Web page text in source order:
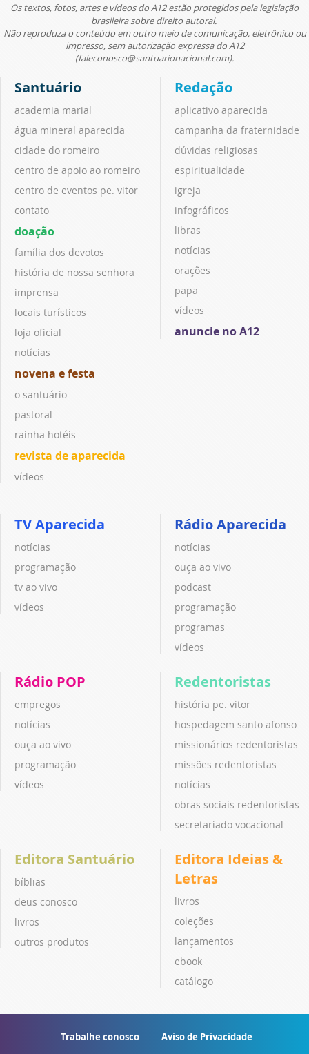
Os textos, fotos, artes e vídeos do A12 estão protegidos pela legislação
brasileira sobre direito autoral.
Não reproduza o conteúdo em outro meio de comunicação, eletrônico ou
impresso, sem autorização expressa do A12
(faleconosco@santuarionacional.com).
Santuário
academia marial
água mineral aparecida
cidade do romeiro
centro de apoio ao romeiro
centro de eventos pe. vitor
contato
doação
família dos devotos
história de nossa senhora
imprensa
locais turísticos
loja oficial
notícias
novena e festa
o santuário
pastoral
rainha hotéis
revista de aparecida
vídeos
Redação
aplicativo aparecida
campanha da fraternidade
dúvidas religiosas
espiritualidade
igreja
infográficos
libras
notícias
orações
papa
vídeos
anuncie no A12
TV Aparecida
notícias
programação
tv ao vivo
vídeos
Rádio Aparecida
notícias
ouça ao vivo
podcast
programação
programas
vídeos
Rádio POP
empregos
notícias
ouça ao vivo
programação
vídeos
Redentoristas
história pe. vitor
hospedagem santo afonso
missionários redentoristas
missões redentoristas
notícias
obras sociais redentoristas
secretariado vocacional
Editora Santuário
bíblias
deus conosco
livros
outros produtos
Editora Ideias &
Letras
livros
coleções
lançamentos
ebook
catálogo
Trabalhe conosco Aviso de Privacidade